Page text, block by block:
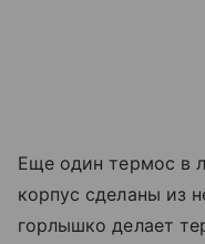
Еще один термос в
корпус сделаны из
горлышко делает